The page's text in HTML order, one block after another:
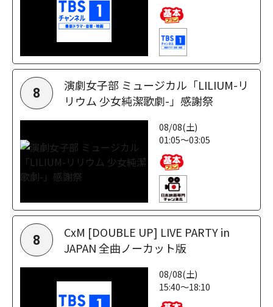
8
演劇女子部 ミュージカル「LILIUM-リ
リウム 少女純潔歌劇-」感謝祭
08/08(土)
01:05～03:05
8
CxM [DOUBLE UP] LIVE PARTY in
JAPAN 全曲ノーカット版
08/08(土)
15:40～18:10